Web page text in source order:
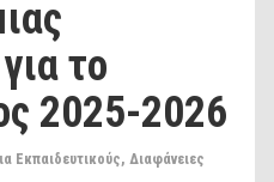
το
2025-2026
Εκπαιδευτικούς,Διαφάνειες